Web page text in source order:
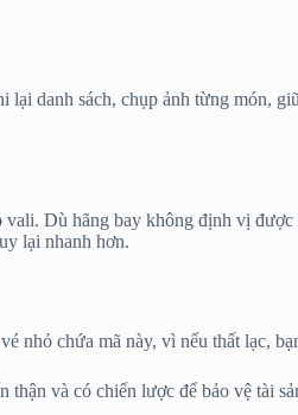
danh sách, chụp ảnh từng món,
Dù hãng bay không định vị
lại nhanh hơn.
chứa mã này, vì nếu thất lạc,
và có chiến lược để bảo vệ tài